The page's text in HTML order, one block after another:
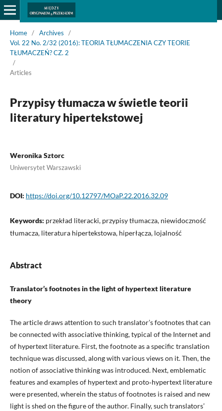
Home / Archives
/
Vol. 22 No. 2/32 (2016): TEORIA TŁUMACZENIA CZY TEORIE
TŁUMACZEŃ? CZ. 2
/
Articles
Przypisy tłumacza w świetle teorii
literatury hipertekstowej
Weronika Sztorc
Uniwersytet Warszawski
DOI: https://doi.org/10.12797/MOaP.22.2016.32.09
Keywords: przekład literacki, przypisy tłumacza, niewidoczność
tłumacza, literatura hipertekstowa, hiperłącza, lojalność
Abstract
Translator’s footnotes in the light of hypertext literature
theory
The article draws attention to such translator’s footnotes that can
be connected with associative thinking, typical of the Internet and
of hypertext literature. First, the footnote as a specific translation
technique was discussed, along with various views on it. Then, the
notion of associative thinking was introduced. Next, emblematic
features and examples of hypertext and proto‑hypertext literature
were presented, wherein the status of footnotes is raised and new
light is shed on the figure of the author. Finally, such translators’